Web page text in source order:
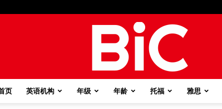
页 英语机构 年级 年龄 托福 雅思